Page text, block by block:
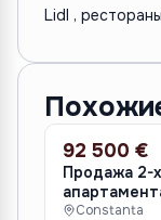
Lіdl ,
ПРОДАЖА
92 500 €
Продажа 2-
Constanta